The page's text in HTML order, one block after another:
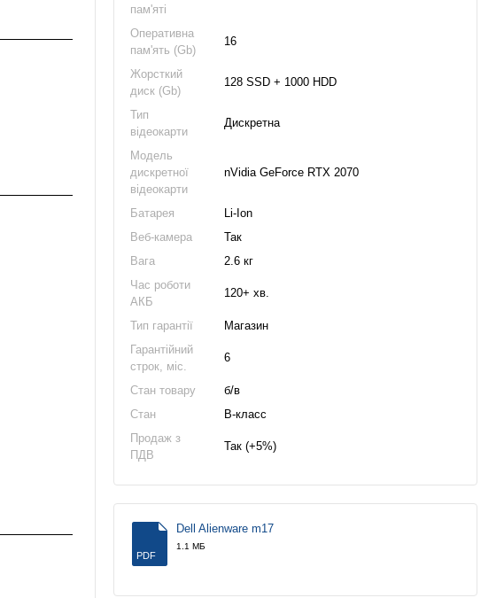
пам'яті
Оперативна
пам'ять (Gb)
16
Жорсткий
диск (Gb)
128 SSD + 1000 HDD
Тип
відеокарти
Дискретна
Модель
дискретної
відеокарти
nVidia GeForce RTX 2070
Батарея
Li-Ion
Веб-камера
Так
Вага
2.6 кг
Час роботи
АКБ
120+ хв.
Тип гарантії
Магазин
Гарантійний
строк, міс.
6
Стан товару
б/в
Стан
B-класс
Продаж з
ПДВ
Так (+5%)
PDF
Dell Alienware m17
1.1 МБ